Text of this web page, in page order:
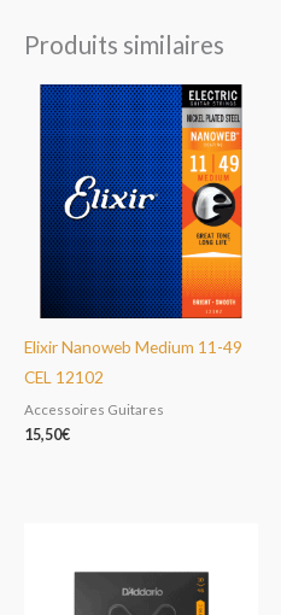
Produits similaires
Elixir Nanoweb Medium 11-49
CEL 12102
Accessoires Guitares
15,50€